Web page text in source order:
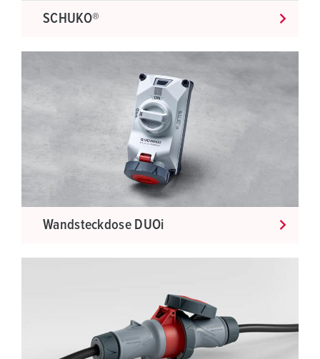
SCHUKO®
Wandsteckdose DUOi